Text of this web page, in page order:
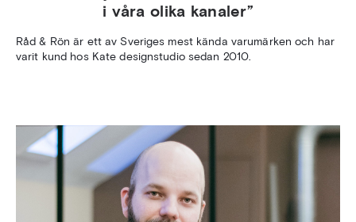
i våra olika kanaler”
Råd & Rön är ett av Sveriges mest kända varumärken och har
varit kund hos Kate designstudio sedan 2010.